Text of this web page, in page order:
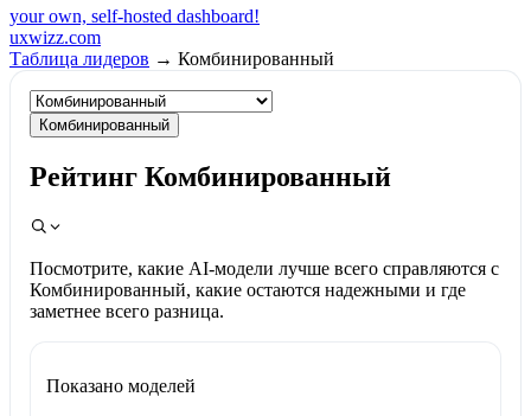
your own, self-hosted dashboard!
uxwizz.com
Таблица лидеров → Комбинированный
Комбинированный
Рейтинг Комбинированный
Посмотрите, какие AI-модели лучше всего справляются с
Комбинированный, какие остаются надежными и где
заметнее всего разница.
Показано моделей